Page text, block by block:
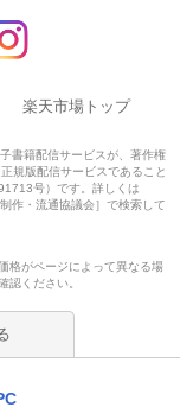
楽天市場トップ
書籍配信サービスが、著作権
規版配信サービスであること
号）です。詳しくは
作・流通協議会］で検索して
格がページによって異なる場
認ください。